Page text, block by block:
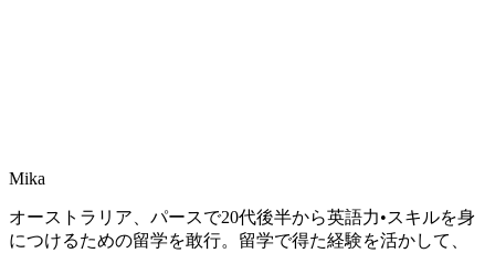
Mika
オーストラリア、パースで20代後半から英語力•スキルを身
につけるための留学を敢行。留学で得た経験を活かして、